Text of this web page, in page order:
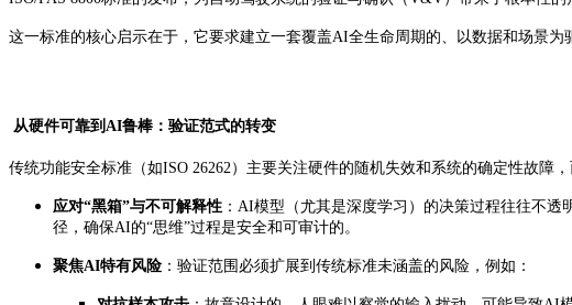
这一标准的核心启示在于，它要求建立一套覆盖AI全生命周期的、以数据和场景为
从硬件可靠到AI鲁棒：验证范式的转变
传统功能安全标准（如ISO 26262）主要关注硬件的随机失效和系统的确定性故障
应对“黑箱”与不可解释性 ：AI模型（尤其是深度学习）的决策过程往往不
径，确保AI的“思维”过程是安全和可审计的。
聚焦AI特有风险 ：验证范围必须扩展到传统标准未涵盖的风险，例如：